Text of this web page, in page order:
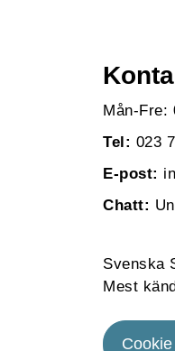
Mån-Fre:
Tel: 023
E-post:
Chatt:
Svenska
Mest